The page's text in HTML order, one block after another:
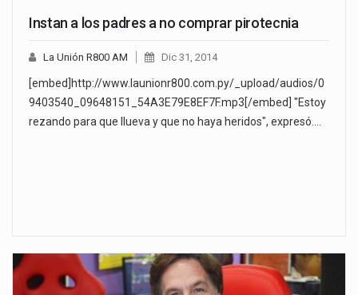
Instan a los padres a no comprar pirotecnia
La Unión R800 AM Dic 31, 2014
[embed]http://www.launionr800.com.py/_upload/audios/0
9403540_09648151_54A3E79E8EF7F.mp3[/embed] "Estoy
rezando para que llueva y que no haya heridos", expresó.…